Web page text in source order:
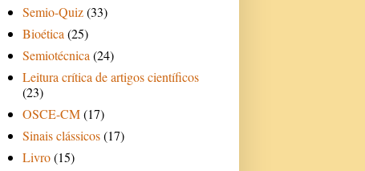
Semio-Quiz(33)
Bioética (25)
Semiotécnica (24)
Leitura crítica de artigos científicos
(23)
OSCE-CM(17)
Sinais clássicos(17)
Livro(15)